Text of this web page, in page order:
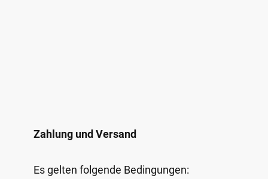
Zahlung und Versand
Es gelten folgende Bedingungen: